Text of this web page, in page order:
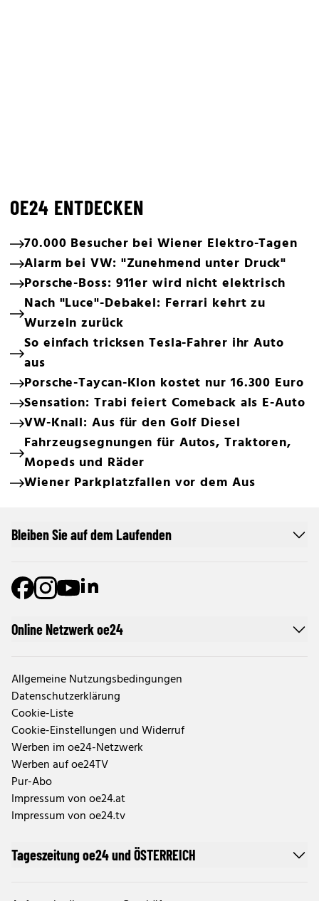
OE24 ENTDECKEN
70.000 Besucher bei Wiener Elektro-Tagen
Alarm bei VW: "Zunehmend unter Druck"
Porsche-Boss: 911er wird nicht elektrisch
Nach "Luce"-Debakel: Ferrari kehrt zu
Wurzeln zurück
So einfach tricksen Tesla-Fahrer ihr Auto
aus
Porsche-Taycan-Klon kostet nur 16.300 Euro
Sensation: Trabi feiert Comeback als E-Auto
VW-Knall: Aus für den Golf Diesel
Fahrzeugsegnungen für Autos, Traktoren,
Mopeds und Räder
Wiener Parkplatzfallen vor dem Aus
Online Netzwerk oe24
Allgemeine Nutzungsbedingungen
Datenschutzerklärung
Cookie-Liste
Cookie-Einstellungen und Widerruf
Werben im oe24-Netzwerk
Werben auf oe24TV
Pur-Abo
Impressum von oe24.at
Impressum von oe24.tv
Tageszeitung oe24 und ÖSTERREICH
Bleiben Sie auf dem Laufenden